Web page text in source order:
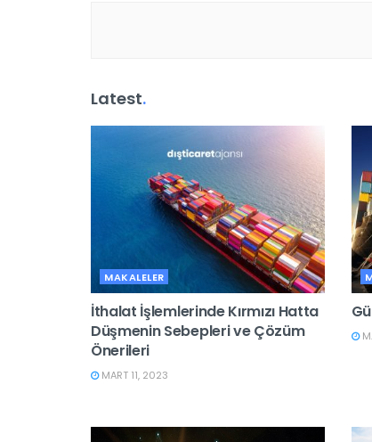
Latest.
MAKALELER
İthalat İşlemlerinde Kırmızı Hatta
Düşmenin Sebepleri ve Çözüm
Önerileri
MART 11, 2023